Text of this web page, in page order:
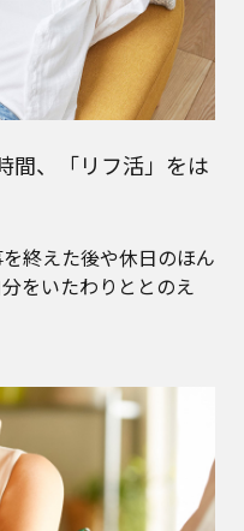
間、「リフ活」をは
終えた後や休日のほん
をいたわりととのえ